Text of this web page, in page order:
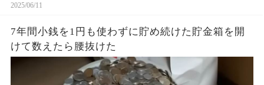
2025/06/11
7年間小銭を1円も使わずに貯め続けた貯金箱を開
けて数えたら腰抜けた